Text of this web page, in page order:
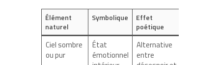
Élément
naturel
Symbolique
Effet
poétique
Ciel sombre
ou pur
État
émotionnel
Alternative
entre